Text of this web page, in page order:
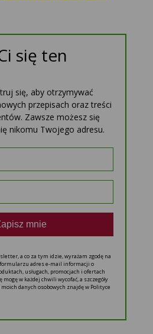
się ten
się, aby otrzymywać
przepisach oraz treści
Zawsze możesz się
nikomu Twojego adresu.
mnie
a co za tym idzie, wyrażam zgodę na
adres e-mail informacji o
usługach, promocjach i ofertach
mogę w każdej chwili wycofać, a szczegóły
danych osobowych znajdę w Polityce